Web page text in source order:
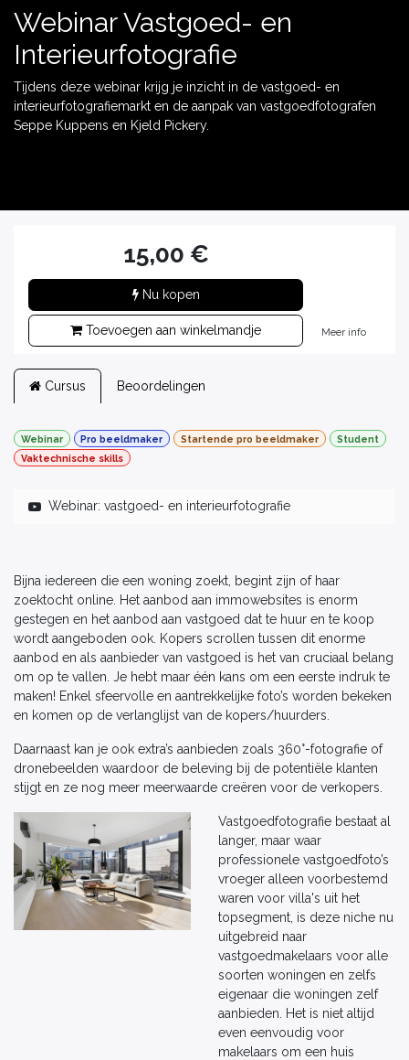
Webinar Vastgoed- en
Interieurfotografie
Tijdens deze webinar krijg je inzicht in de vastgoed- en
interieurfotografiemarkt en de aanpak van vastgoedfotografen
Seppe Kuppens en Kjeld Pickery.
15,00 €
Nu kopen
Toevoegen aan winkelmandje Meer info
Cursus Beoordelingen
Webinar Pro beeldmaker Startende pro beeldmaker
Student
Vaktechnische skills
Webinar: vastgoed- en interieurfotografie
Bijna iedereen die een woning zoekt, begint zijn of haar
zoektocht online. Het aanbod aan immowebsites is enorm
gestegen en het aanbod aan vastgoed dat te huur en te koop
wordt aangeboden ook. Kopers scrollen tussen dit enorme
aanbod en als aanbieder van vastgoed is het van cruciaal belang
om op te vallen. Je hebt maar één kans om een eerste indruk te
maken! Enkel sfeervolle en aantrekkelijke foto’s worden bekeken
en komen op de verlanglijst van de kopers/huurders.
Daarnaast kan je ook extra’s aanbieden zoals 360°-fotografie of
dronebeelden waardoor de beleving bij de potentiële klanten
stijgt en ze nog meer meerwaarde creëren voor de verkopers.
Vastgoedfotografie bestaat al
langer, maar waar
professionele vastgoedfoto’s
vroeger alleen voorbestemd
waren voor villa's uit het
topsegment, is deze niche nu
uitgebreid naar
vastgoedmakelaars voor alle
soorten woningen en zelfs
eigenaar die woningen zelf
aanbieden. Het is niet altijd
even eenvoudig voor
makelaars om een huis